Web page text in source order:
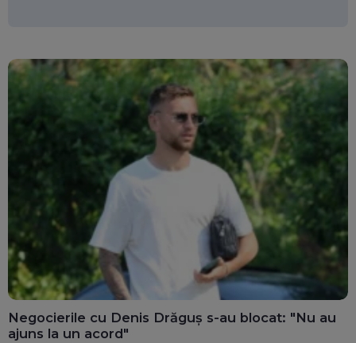
Negocierile cu Denis Drăguș s-au blocat: "Nu au
ajuns la un acord"